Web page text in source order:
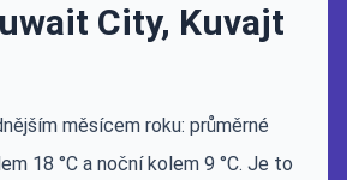
City, Kuvajt
měsícem roku: průměrné
18 °C a noční kolem 9 °C. Je to